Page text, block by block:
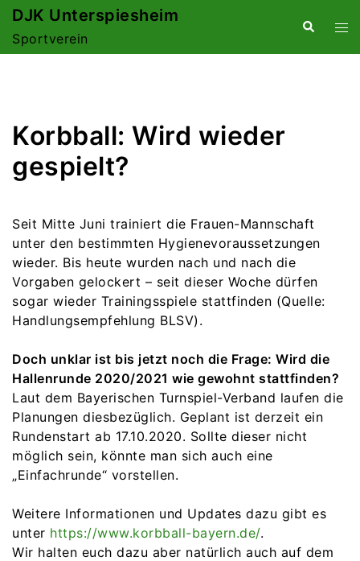
Zum
springen
DJK Unterspiesheim
Sportverein
Suche
Korbball: Wird wieder
gespielt?
Seit Mitte Juni trainiert die Frauen-Mannschaft
unter den bestimmten Hygienevoraussetzungen
wieder. Bis heute wurden nach und nach die
Vorgaben gelockert – seit dieser Woche dürfen
sogar wieder Trainingsspiele stattfinden (Quelle:
Handlungsempfehlung BLSV).
Doch unklar ist bis jetzt noch die Frage: Wird die
Hallenrunde 2020/2021 wie gewohnt stattfinden?
Laut dem Bayerischen Turnspiel-Verband laufen die
Planungen diesbezüglich. Geplant ist derzeit ein
Rundenstart ab 17.10.2020. Sollte dieser nicht
möglich sein, könnte man sich auch eine
„Einfachrunde“ vorstellen.
Weitere Informationen und Updates dazu gibt es
unter https://www.korbball-bayern.de/.
Wir halten euch dazu aber natürlich auch auf dem